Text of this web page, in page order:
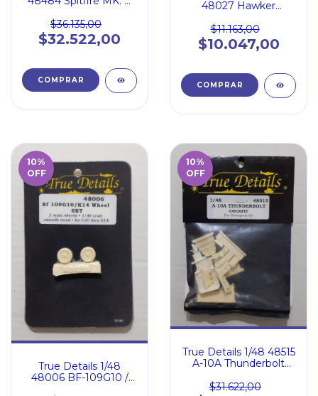
Hasegawa
$36.135,00
$32.522,00
48027 Hawker
$11.163,00
$10.047,00
10%
OFF
True Details 1/48
48006 BF-109G10 /
10%
OFF
True Details 1/48 48515
A-10A Thunderbolt
Kit
$31.622,00